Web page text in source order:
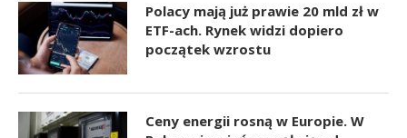
Polacy mają już prawie 20 mld zł w
ETF-ach. Rynek widzi dopiero
początek wzrostu
Ceny energii rosną w Europie. W